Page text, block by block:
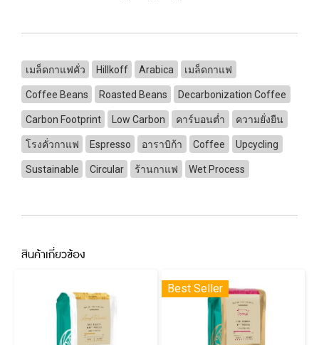
เมล็ดกาแฟคั่ว Hillkoff Arabica เมล็ดกาแฟ
Coffee Beans Roasted Beans Decarbonization Coffee
Carbon Footprint Low Carbon คาร์บอนต่ำ ความยั่งยืน
โรงคั่วกาแฟ Espresso อาราบิก้า Coffee Upcycling
Sustainable Circular ร้านกาแฟ Wet Process
สินค้าเกี่ยวข้อง
Best Seller